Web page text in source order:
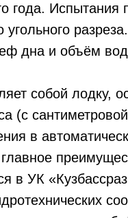
года. Испытания
дна и объём
собой лодку,
(с
в
в УК